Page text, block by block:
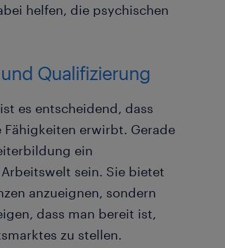
helfen, die psychischen
Qualifizierung
es entscheidend, dass
erwirbt. Gerade
ein
sein. Sie bietet
anzueignen, sondern
dass man bereit ist,
zu stellen.